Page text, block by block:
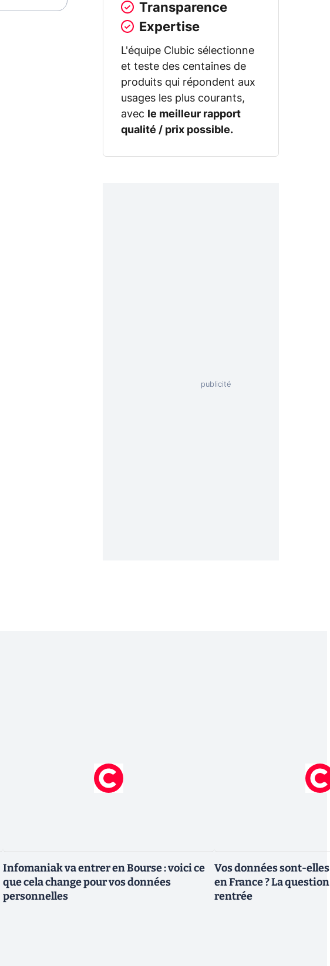
Transparence
Expertise
L'équipe Clubic sélectionne
et teste des centaines de
produits qui répondent aux
usages les plus courants,
avec
le meilleur rapport
qualité / prix possible.
Infomaniak va entrer en Bourse : voici ce
que cela change pour vos données
personnelles
Vos données sont-
en France ? La
rentrée